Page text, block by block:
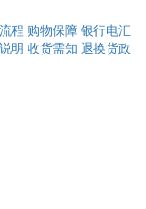
程 购物保障 银行电汇
明 收货需知 退换货政